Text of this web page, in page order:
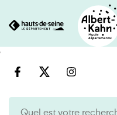
engine
Cookies management panel